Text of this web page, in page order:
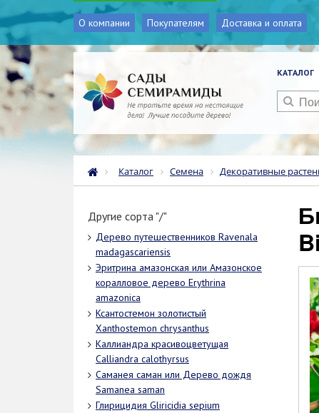
О компании Покупателям Доставка и оплата
КАТАЛОГ
Каталог Семена Декоративные
Другие сорта "/"
Дерево путешественников Ravenala
madagascariensis
Эритрина амазонская или Амазонское
коралловое дерево Erythrina
amazonica
Ксантостемон золотистый
Xanthostemon chrysanthus
Каллиандра красивоцветущая
Calliandra calothyrsus
Саманея саман или Дерево дождя
Samanea saman
Глирицидия Gliricidia sepium
Бикса орельяна или Помадное дерево